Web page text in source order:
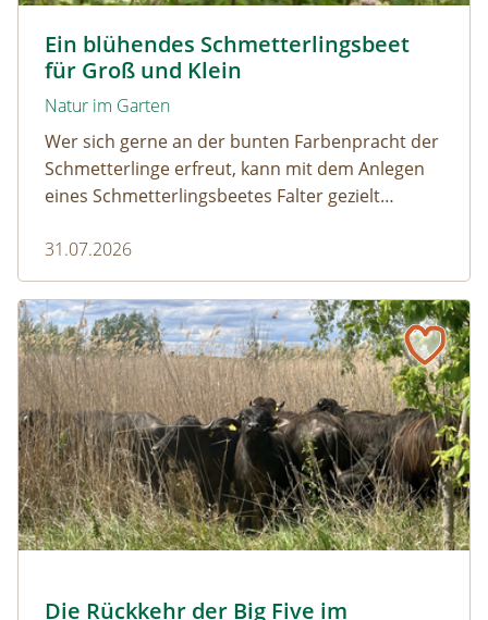
Ein blühendes Schmetterlingsbeet
für Groß und Klein
Natur im Garten
Wer sich gerne an der bunten Farbenpracht der
Schmetterlinge erfreut, kann mit dem Anlegen
eines Schmetterlingsbeetes Falter gezielt
dürfen ausreichend mitgedacht werden. Denn
ohne Raupen gibt es keine schönen
Schmetterlinge!
31.07.2026
Naturmagazin: Die Rückkehr der Big Five im Weinviertel
Naturmagazin: Die Rückkehr der Big Five im
Die Rückkehr der Big Five im
Die Rückkehr der Big Five im Weinviertel